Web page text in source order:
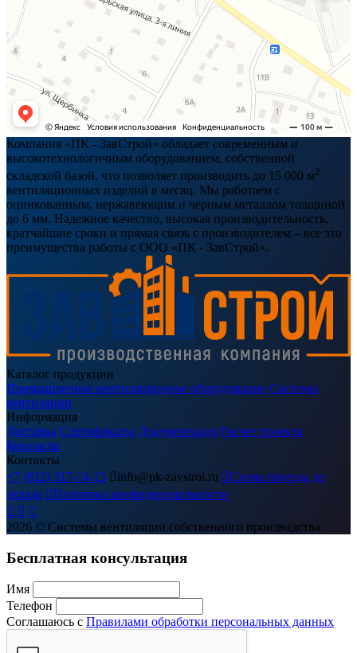
Компания «ПК - ЗавСтрой» обладает современным и
высокотехнологичным оборудованием, собственной
складской базой, что позволяет производить до 15 000 м2
вентиляционных изделий в месяц. Мы работаем с
оцинкованным, нержавеющим и черным металлом толщиной
до 6 мм. Надежное качество, высокая производительность,
кратчайшие сроки и прямая связь с производителем – все это
преимущества работы с ООО «ПК - ЗавСтрой».
Каталог продукции
Промышленное вентиляционное оборудование Системы
вентиляции
Информация
Доставка Сертификаты Документация Расчет проекта
Контакты
Контакты
+7 (812) 317-14-15  info@pk-zavstroi.ru Схема проезда до
склада Политика конфиденциальности
  
2026 © Системы вентиляции собственного производства
Бесплатная консультация
Имя
Телефон
Соглашаюсь с Правилами обработки персональных данных